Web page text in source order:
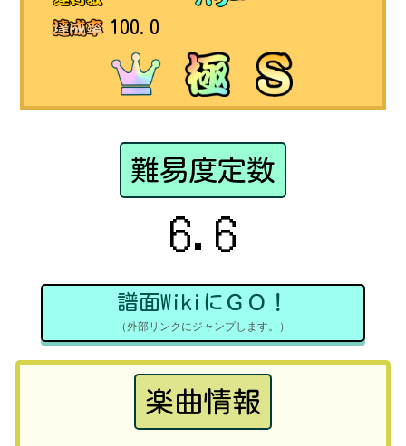
100.0
難易度定数
6.6
譜面WikiにＧＯ！
（外部リンクにジャンプします。）
楽曲情報